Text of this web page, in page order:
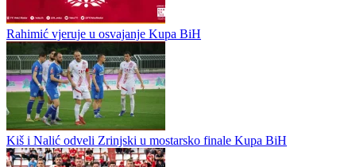
Zrinjski osvojio Kup BiH nakon dramatičnog mostarskog derbija
Fudbaleri Zrinjskog osvojili su Kup Bosne i Hercegovine u
dve utakmice protiv gradskog rivala Veleža. Revanš u Mostaru
završen je rezultatom 1:1, ali je Zrinjski sačuvao...